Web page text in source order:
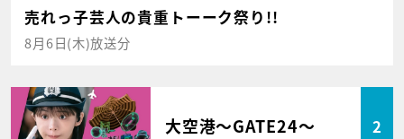
売れっ子芸人の貴重トーーク祭り!!
8月6日(木)放送分
大空港～GATE24～ 2